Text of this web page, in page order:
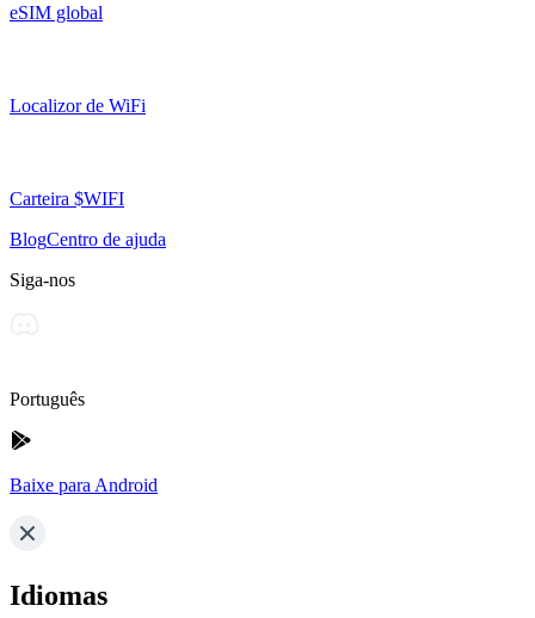
eSIM global
Localizor de WiFi
Carteira $WIFI
BlogCentro de ajuda
Siga-nos
Português
Baixe para Android
Idiomas